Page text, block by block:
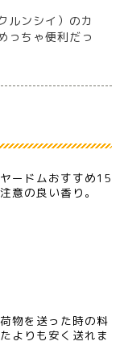
ルンシイ）のカ
っちゃ便利だっ
ードムおすすめ15
意の良い香り。
物を送った時の料
よりも安く送れま